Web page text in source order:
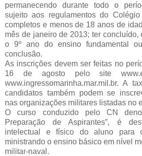
permanecendo durante todo o
sujeito aos regulamentos do
completos e menos de 18 anos de
mês de janeiro de 2013; ter concluído,
o 9º ano do ensino fundamental
conclusão.
As inscrições devem ser feitas no
16 de agosto pelo site
www.ingressomarinha.mar.mil.br. A
candidatos também podem se
nas organizações militares listadas no
O curso conduzido pelo CN
Preparação de Aspirantes”, é
intelectual e físico do aluno para
ministrando o ensino básico em nível
militar-naval.